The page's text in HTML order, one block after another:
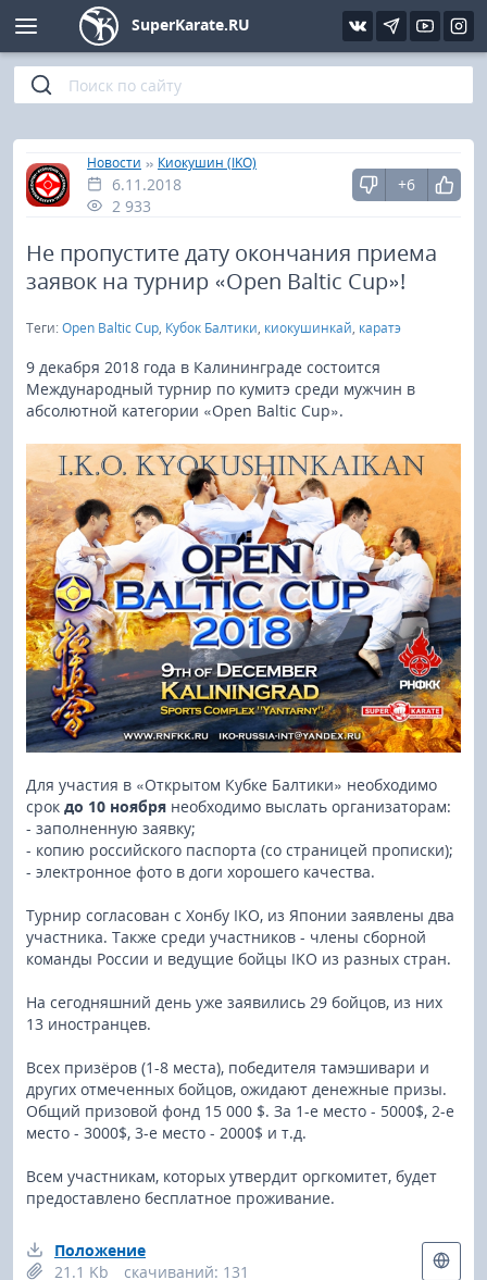
SuperKarate.RU
Главная
»
Новости » Киокушин (IKO)
6.11.2018
2 933
+6
Не пропустите дату окончания приема
заявок на турнир «Open Baltic Cup»!
Теги:Open Baltic Cup, Кубок Балтики, киокушинкай, каратэ
9 декабря 2018 года в Калининграде состоится
Международный турнир по кумитэ среди мужчин в
абсолютной категории «Open Baltic Cup».
Для участия в «Открытом Кубке Балтики» необходимо
срок до 10 ноября необходимо выслать организаторам:
- заполненную заявку;
- копию российского паспорта (со страницей прописки);
- электронное фото в доги хорошего качества.
Турнир согласован с Хонбу IKO, из Японии заявлены два
участника. Также среди участников - члены сборной
команды России и ведущие бойцы IKO из разных стран.
На сегодняшний день уже заявились 29 бойцов, из них
13 иностранцев.
Всех призёров (1-8 места), победителя тамэшивари и
других отмеченных бойцов, ожидают денежные призы.
Общий призовой фонд 15 000 $. За 1-е место - 5000$, 2-е
место - 3000$, 3-е место - 2000$ и т.д.
Всем участникам, которых утвердит оргкомитет, будет
предоставлено бесплатное проживание.
Положение
21.1 Kb
cкачиваний: 131
Киокушинкай
Кёкусин (IFK)
Шинкиокушинкай
Кекусин-кан
Бокс
UFC и MMA
Муай тай
Фото
Видео
Интервью
Статьи
Уроки каратэ
Файлы
Библиотека